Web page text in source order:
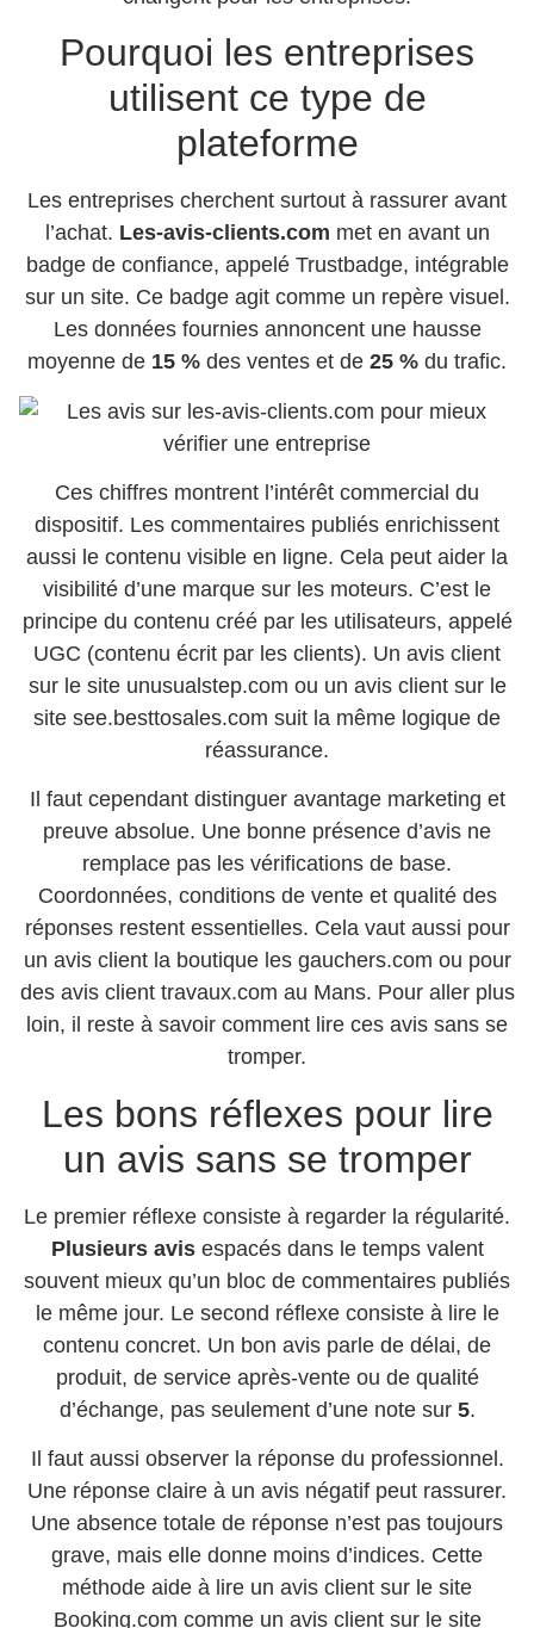
Pourquoi les entreprises
utilisent ce type de
plateforme
Les entreprises cherchent surtout à rassurer avant
l’achat. Les-avis-clients.com met en avant un
badge de confiance, appelé Trustbadge, intégrable
sur un site. Ce badge agit comme un repère visuel.
Les données fournies annoncent une hausse
moyenne de 15 % des ventes et de 25 % du trafic.
Ces chiffres montrent l’intérêt commercial du
dispositif. Les commentaires publiés enrichissent
aussi le contenu visible en ligne. Cela peut aider la
visibilité d’une marque sur les moteurs. C’est le
principe du contenu créé par les utilisateurs, appelé
UGC (contenu écrit par les clients). Un avis client
sur le site unusualstep.com ou un avis client sur le
site see.besttosales.com suit la même logique de
réassurance.
Il faut cependant distinguer avantage marketing et
preuve absolue. Une bonne présence d’avis ne
remplace pas les vérifications de base.
Coordonnées, conditions de vente et qualité des
réponses restent essentielles. Cela vaut aussi pour
un avis client la boutique les gauchers.com ou pour
des avis client travaux.com au Mans. Pour aller plus
loin, il reste à savoir comment lire ces avis sans se
tromper.
Les bons réflexes pour lire
un avis sans se tromper
Le premier réflexe consiste à regarder la régularité.
Plusieurs avisespacés dans le temps valent
souvent mieux qu’un bloc de commentaires publiés
le même jour. Le second réflexe consiste à lire le
contenu concret. Un bon avis parle de délai, de
produit, de service après-vente ou de qualité
d’échange, pas seulement d’une note sur 5.
Il faut aussi observer la réponse du professionnel.
Une réponse claire à un avis négatif peut rassurer.
Une absence totale de réponse n’est pas toujours
grave, mais elle donne moins d’indices. Cette
méthode aide à lire un avis client sur le site
Booking.com comme un avis client sur le site